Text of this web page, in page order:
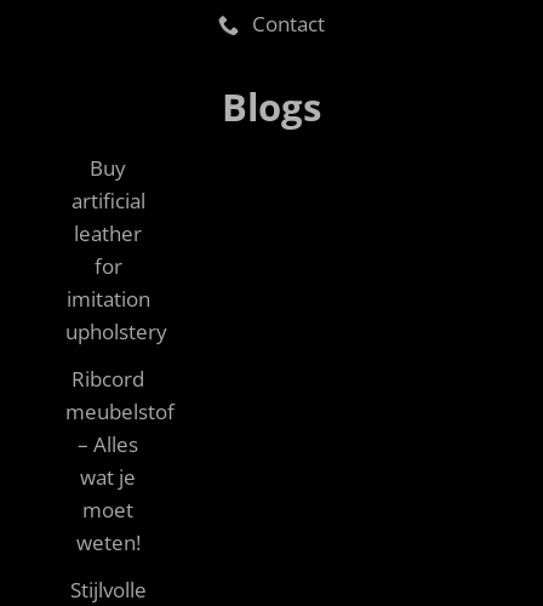
Contact
Blogs
Buy
artificial
leather
for
imitation
upholstery
Ribcord
meubelstof
– Alles
wat je
moet
weten!
Stijlvolle